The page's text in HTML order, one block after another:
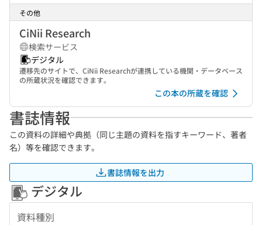
その他
CiNii Research
検索サービス
デジタル
遷移先のサイトで、CiNii Researchが連携している機関・データベース
の所蔵状況を確認できます。
この本の所蔵を確認
書誌情報
この資料の詳細や典拠（同じ主題の資料を指すキーワード、著者
名）等を確認できます。
書誌情報を出力
デジタル
資料種別